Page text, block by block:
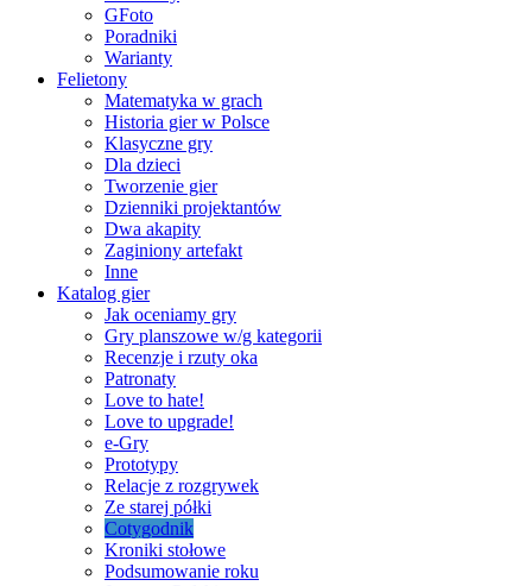
GFoto
Poradniki
Warianty
Felietony
Matematyka w grach
Historia gier w Polsce
Klasyczne gry
Dla dzieci
Tworzenie gier
Dzienniki projektantów
Dwa akapity
Zaginiony artefakt
Inne
Katalog gier
Jak oceniamy gry
Gry planszowe w/g kategorii
Recenzje i rzuty oka
Patronaty
Love to hate!
Love to upgrade!
e-Gry
Prototypy
Relacje z rozgrywek
Ze starej półki
Cotygodnik
Kroniki stołowe
Podsumowanie roku